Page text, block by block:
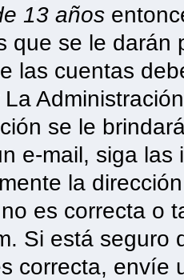
13 años
que se le darán
las cuentas
se le
e-mail, siga
la
es correcta o
Si está seguro
correcta, envíe